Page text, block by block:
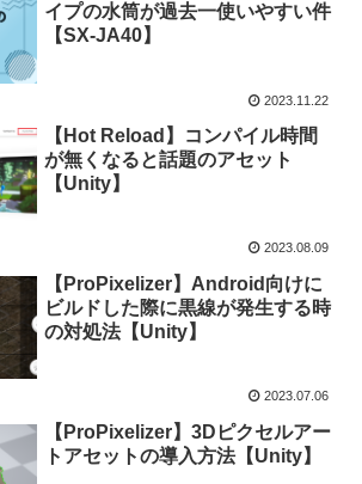
イプの水筒が過去一使いやすい件
【SX-JA40】
2023.11.22
【Hot Reload】コンパイル時間
が無くなると話題のアセット
【Unity】
2023.08.09
【ProPixelizer】Android向けに
ビルドした際に黒線が発生する時
の対処法【Unity】
2023.07.06
【ProPixelizer】3Dピクセルアー
トアセットの導入方法【Unity】